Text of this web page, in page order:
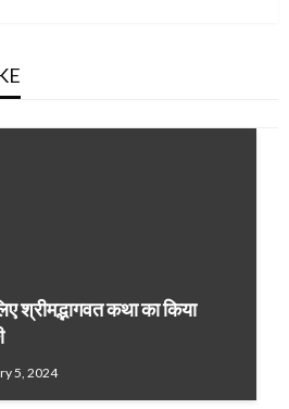
श्रीमद्भागवत कथा का किया
5, 2024